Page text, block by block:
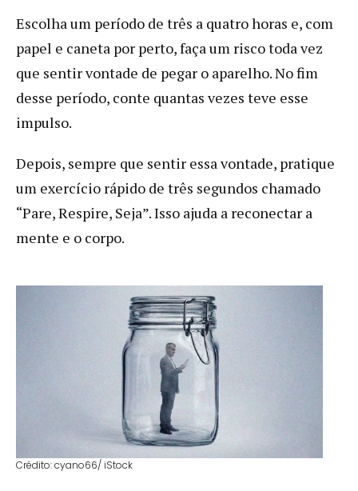
Escolha um período de três a quatro horas e, com
papel e caneta por perto, faça um risco toda vez
que sentir vontade de pegar o aparelho. No fim
desse período, conte quantas vezes teve esse
impulso.
Depois, sempre que sentir essa vontade, pratique
um exercício rápido de três segundos chamado
“Pare, Respire, Seja”. Isso ajuda a reconectar a
mente e o corpo.
Crédito: cyano66/ iStock